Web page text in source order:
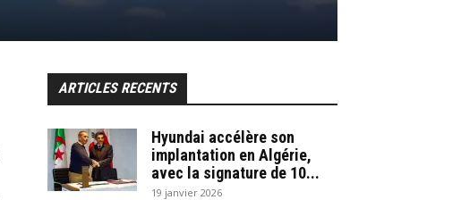
ARTICLES RECENTS
Hyundai accélère son
implantation en Algérie,
avec la signature de 10...
19 janvier 2026